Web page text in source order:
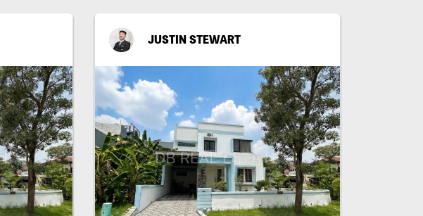
JUSTIN STEWART